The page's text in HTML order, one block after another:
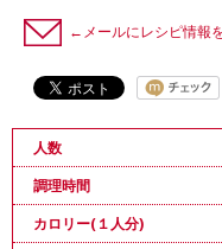
←メールにレシピ情報
人数
調理時間
カロリー(１人分)